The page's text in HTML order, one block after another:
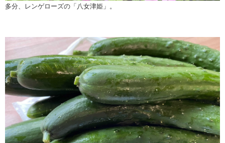
多分、レンゲローズの「八女津姫」。